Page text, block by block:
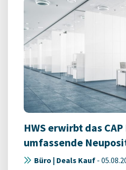
HWS erwirbt das
umfassende
Büro | Deals Kauf -